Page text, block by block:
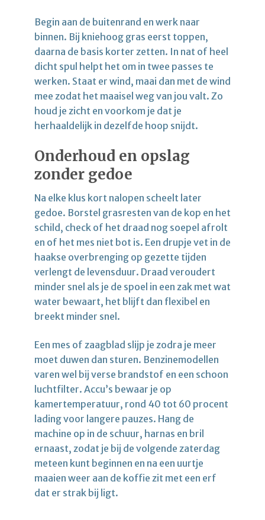
Begin aan de buitenrand en werk naar
binnen. Bij kniehoog gras eerst toppen,
daarna de basis korter zetten. In nat of heel
dicht spul helpt het om in twee passes te
werken. Staat er wind, maai dan met de wind
mee zodat het maaisel weg van jou valt. Zo
houd je zicht en voorkom je dat je
herhaaldelijk in dezelfde hoop snijdt.
Onderhoud en opslag
zonder gedoe
Na elke klus kort nalopen scheelt later
gedoe. Borstel grasresten van de kop en het
schild, check of het draad nog soepel afrolt
en of het mes niet bot is. Een drupje vet in de
haakse overbrenging op gezette tijden
verlengt de levensduur. Draad veroudert
minder snel als je de spoel in een zak met wat
water bewaart, het blijft dan flexibel en
breekt minder snel.
Een mes of zaagblad slijp je zodra je meer
moet duwen dan sturen. Benzinemodellen
varen wel bij verse brandstof en een schoon
luchtfilter. Accu’s bewaar je op
kamertemperatuur, rond 40 tot 60 procent
lading voor langere pauzes. Hang de
machine op in de schuur, harnas en bril
ernaast, zodat je bij de volgende zaterdag
meteen kunt beginnen en na een uurtje
maaien weer aan de koffie zit met een erf
dat er strak bij ligt.